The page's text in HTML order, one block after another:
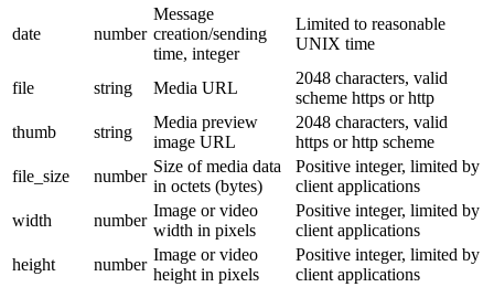
date number
Message
creation/sending
time, integer
Limited to reasonable
UNIX time
file string Media URL
2048 characters, valid
scheme https or http
thumb
string
Media preview
image URL
2048 characters, valid
https or http scheme
file_size
number
Size of media data
in octets (bytes)
Positive integer, limited by
client applications
width
number
Image or video
width in pixels
Positive integer, limited by
client applications
height
number
Image or video
height in pixels
Positive integer, limited by
client applications